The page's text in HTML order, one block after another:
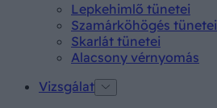
Lepkehimlő tünetei
Szamárköhögés tünetei
Skarlát tünetei
Alacsony vérnyomás
Vizsgálat